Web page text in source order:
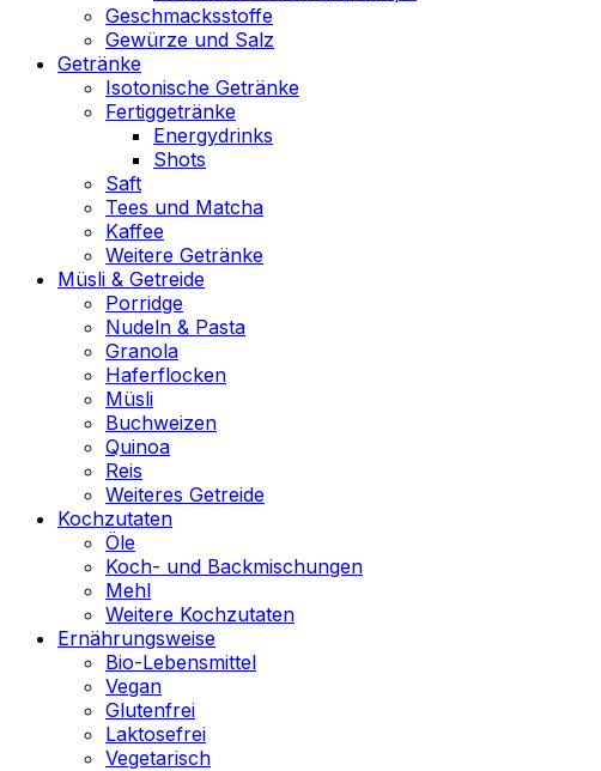
Geschmacksstoffe
Gewürze und Salz
Getränke
Isotonische Getränke
Fertiggetränke
Energydrinks
Shots
Saft
Tees und Matcha
Kaffee
Weitere Getränke
Müsli & Getreide
Porridge
Nudeln & Pasta
Granola
Haferflocken
Müsli
Buchweizen
Quinoa
Reis
Weiteres Getreide
Kochzutaten
Öle
Koch- und Backmischungen
Mehl
Weitere Kochzutaten
Ernährungsweise
Bio-Lebensmittel
Vegan
Glutenfrei
Laktosefrei
Vegetarisch